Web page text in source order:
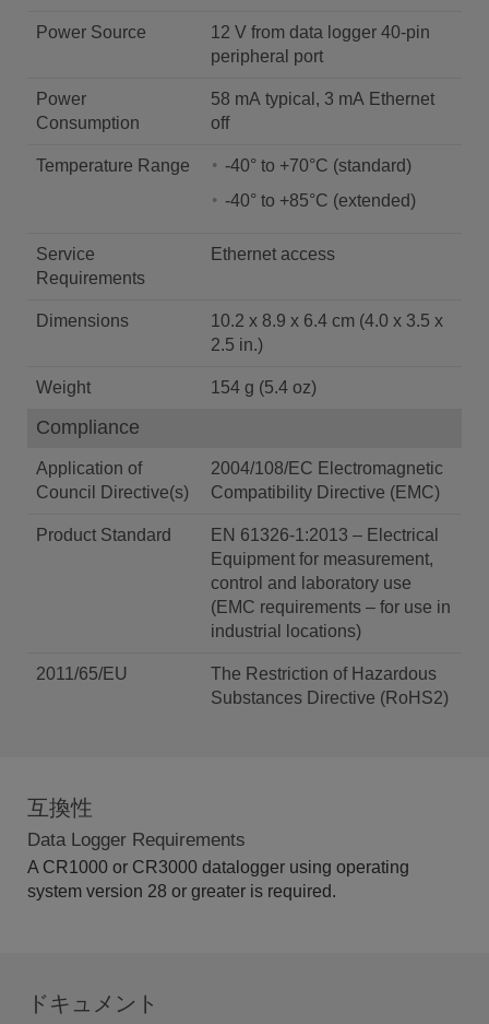
Power Source
12 V from data logger 40-pin
peripheral port
Power
Consumption
58 mA typical, 3 mA Ethernet
off
Temperature Range
-40° to +70°C (standard)
-40° to +85°C (extended)
Service
Requirements
Ethernet access
Dimensions
10.2 x 8.9 x 6.4 cm (4.0 x 3.5 x
2.5 in.)
Weight 154 g (5.4 oz)
Compliance
Application of
Council Directive(s)
2004/108/EC Electromagnetic
Compatibility Directive (EMC)
Product Standard
EN 61326-1:2013 – Electrical
Equipment for measurement,
control and laboratory use
(EMC requirements – for use in
industrial locations)
2011/65/EU
The Restriction of Hazardous
Substances Directive (RoHS2)
互換性
Data Logger Requirements
A CR1000 or CR3000 datalogger using operating
system version 28 or greater is required.
ドキュメント